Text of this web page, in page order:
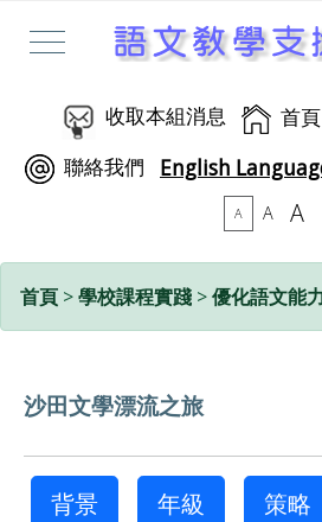
收取本組消息 首頁
聯絡我們
English
A A A
首頁 >學校課程實踐 >優化語文能
沙田文學漂流之旅
背景 年級 策略